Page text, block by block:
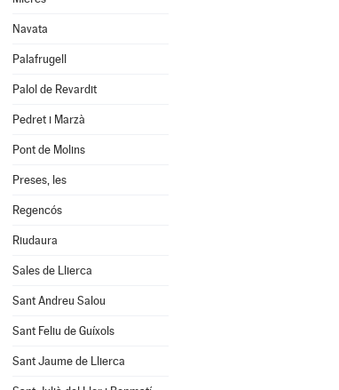
Navata
Palafrugell
Palol de Revardit
Pedret i Marzà
Pont de Molins
Preses, les
Regencós
Riudaura
Sales de Llierca
Sant Andreu Salou
Sant Feliu de Guíxols
Sant Jaume de Llierca